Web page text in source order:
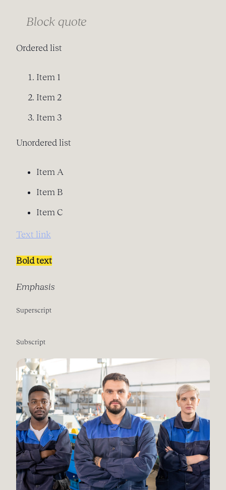
Block quote
Ordered list
Item 1
Item 2
Item 3
Unordered list
Item A
Item B
Item C
Text link
Bold text
Emphasis
Superscript
Subscript